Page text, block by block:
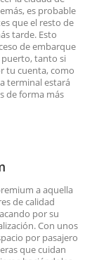
es probable
que el resto de
tarde. Esto
de embarque
puerto, tanto si
tu cuenta, como
terminal estará
de forma más
a aquella
de calidad
por su
Con unos
por pasajero
que cuidan